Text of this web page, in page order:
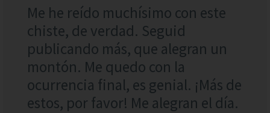
Me he reído muchísimo con este
chiste, de verdad. Seguid
publicando más, que alegran un
montón. Me quedo con la
ocurrencia final, es genial. ¡Más de
estos, por favor! Me alegran el día.